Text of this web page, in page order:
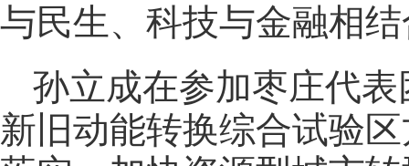
与民生、科技与金融相
孙立成在参加枣庄代
新旧动能转换综合试验